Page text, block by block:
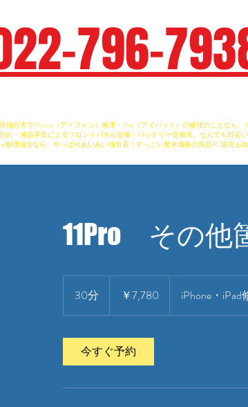
796-
仙台市でiPhone（アイフォン）修理・iPad（アイパッド）の修理のことなら、
れ・液晶不良によるフロントパネル交換・バッテリー交換等、なんでも対応
修理仙台なら、やっぱりあいあい仙台店！すっごい驚き価格の良品PC販売
11Pro その他
30分
0
￥7,780 iPhone・
今すぐ予約